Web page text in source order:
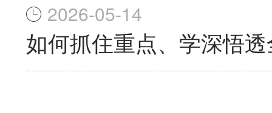
2026-05-14
如何抓住重点、学深悟